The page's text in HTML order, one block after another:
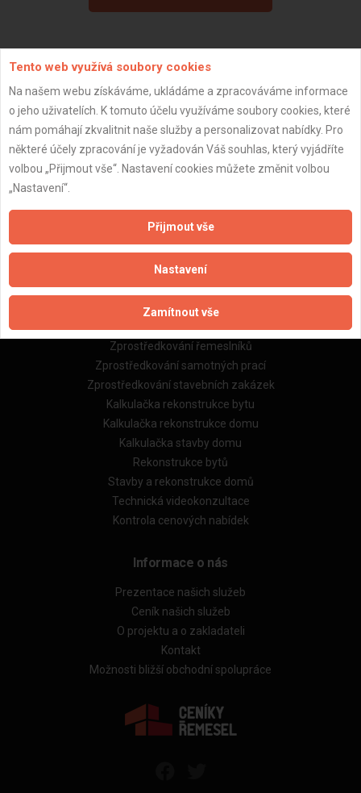
Důležité informace
Naše firmy a řemeslníci
Zpracování a ochrana osobních údajů
Reference
Naše excelové tabulky online
Naše služby
Zprostředkování řemeslníků
Zprostředkování samotných prací
Zprostředkování stavebních zakázek
Kalkulačka rekonstrukce bytu
Kalkulačka rekonstrukce domu
Kalkulačka stavby domu
Rekonstrukce bytů
Stavby a rekonstrukce domů
Technická videokonzultace
Kontrola cenových nabídek
Informace o nás
Prezentace našich služeb
Ceník našich služeb
O projektu a o zakladateli
Kontakt
Možnosti bližší obchodní spolupráce
Tento web využívá soubory cookies
Na našem webu získáváme, ukládáme a zpracováváme informace
o jeho uživatelích. K tomuto účelu využíváme soubory cookies, které
nám pomáhají zkvalitnit naše služby a personalizovat nabídky. Pro
některé účely zpracování je vyžadován Váš souhlas, který vyjádříte
volbou „Přijmout vše“. Nastavení cookies můžete změnit volbou
„Nastavení“.
Přijmout vše
Nastavení
Zamítnout vše